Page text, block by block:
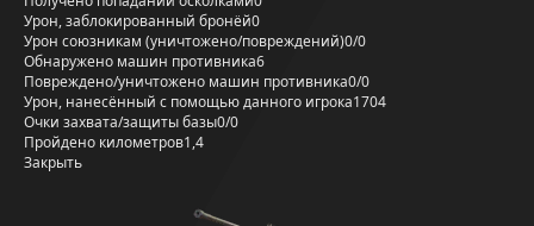
Урон, заблокированный бронёй0
Урон союзникам (уничтожено/повреждений)0/0
Обнаружено машин противника6
Повреждено/уничтожено машин противника0/0
Урон, нанесённый с помощью данного игрока1704
Очки захвата/защиты базы0/0
Пройдено километров1,4
Закрыть